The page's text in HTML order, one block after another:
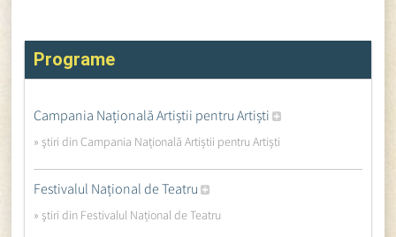
Programe
Campania Națională Artiștii pentru Artiști
» ştiri din Campania Națională Artiștii pentru Artiști
Festivalul Național de Teatru
» ştiri din Festivalul Național de Teatru